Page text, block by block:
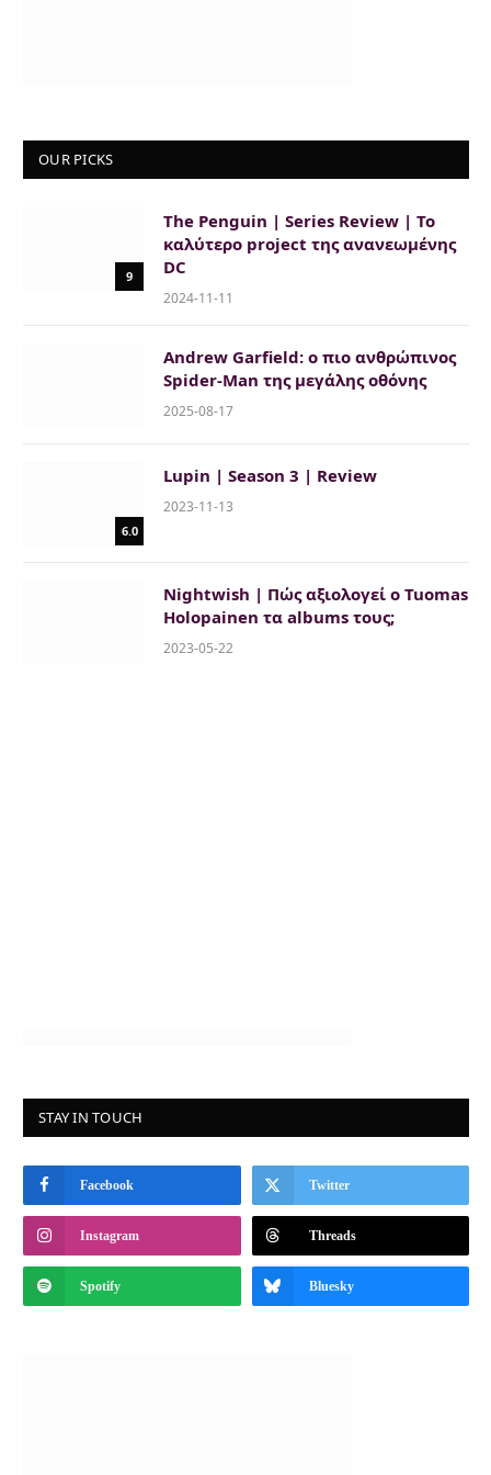
OUR PICKS
9
The Penguin | Series Review | Το
καλύτερο project της ανανεωμένης
DC
2024-11-11
Andrew Garfield: ο πιο ανθρώπινος
Spider-Man της μεγάλης οθόνης
2025-08-17
6.0
Lupin | Season 3 | Review
2023-11-13
Nightwish | Πώς αξιολογεί ο Tuomas
Holopainen τα albums τους;
2023-05-22
STAY IN TOUCH
Facebook Twitter
Instagram Threads
Spotify Bluesky